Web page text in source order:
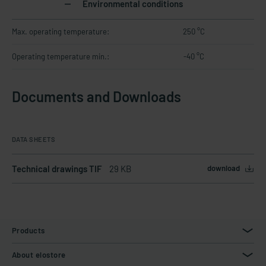
Environmental conditions
Max. operating temperature: 250 °C
Operating temperature min.: -40 °C
Documents and Downloads
DATA SHEETS
Technical drawings TIF 29 KB download
Products
About elostore